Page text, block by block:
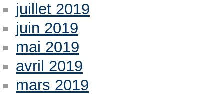
juillet 2019
juin 2019
mai 2019
avril 2019
mars 2019